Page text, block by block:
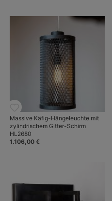
Massive Käfig-Hängeleuchte mit
zylindrischem Gitter-Schirm
HL2680
1.106,00 €